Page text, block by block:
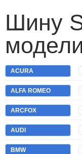
Шину
ACURA
ALFA ROMEO
ARCFOX
AUDI
BMW